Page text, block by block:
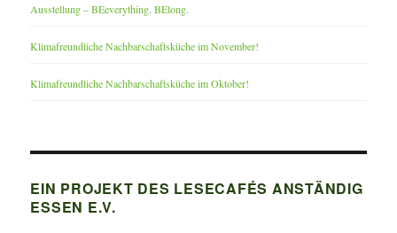
Ausstellung – BEeverything. BElong.
Klimafreundliche Nachbarschaftsküche im November!
Klimafreundliche Nachbarschaftsküche im Oktober!
EIN PROJEKT DES LESECAFÉS ANSTÄNDIG
ESSEN E.V.